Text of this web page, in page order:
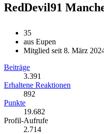
RedDevil91
35
aus Eupen
Mitglied seit 8. März
Beiträge
3.391
Erhaltene Reaktionen
892
Punkte
19.682
Profil-Aufrufe
2.714